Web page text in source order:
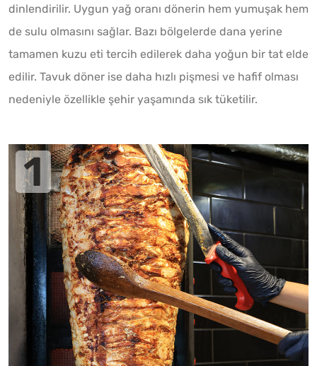
dinlendirilir. Uygun yağ oranı dönerin hem yumuşak hem
de sulu olmasını sağlar. Bazı bölgelerde dana yerine
tamamen kuzu eti tercih edilerek daha yoğun bir tat elde
edilir. Tavuk döner ise daha hızlı pişmesi ve hafif olması
nedeniyle özellikle şehir yaşamında sık tüketilir.